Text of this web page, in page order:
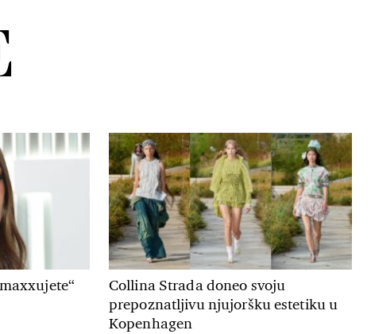
Collina Strada doneo svoju
prepoznatljivu njujoršku estetiku u
Kopenhagen